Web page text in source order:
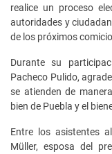
realice un proceso
autoridades y
de los próximos
Durante su
Pacheco Pulido,
se atienden de
bien de Puebla y el
Entre los asistentes
Müller, esposa del